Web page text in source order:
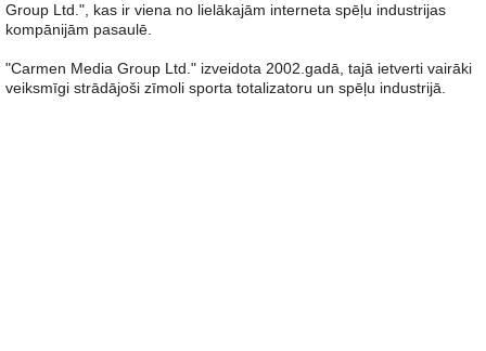
Group Ltd.", kas ir viena no lielākajām interneta spēļu industrijas
kompānijām pasaulē.
"Carmen Media Group Ltd." izveidota 2002.gadā, tajā ietverti vairāki
veiksmīgi strādājoši zīmoli sporta totalizatoru un spēļu industrijā.